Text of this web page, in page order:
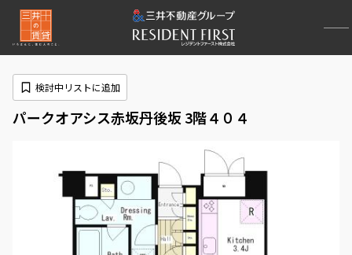
パークオアシス赤坂丹後坂 3階４０４
検討中リストに追加